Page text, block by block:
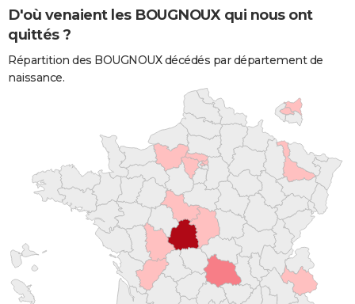
D'où venaient les BOUGNOUX qui nous ont
quittés ?
Répartition des BOUGNOUX décédés par département de
naissance.